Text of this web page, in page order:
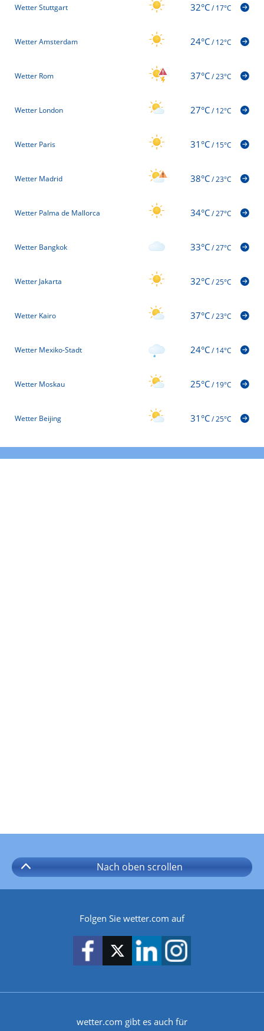
Wetter Stuttgart 32°C/17°C
Wetter Amsterdam 24°C/12°C
Wetter Rom 37°C/23°C
Wetter London 27°C/12°C
Wetter Paris 31°C/15°C
Wetter Madrid 38°C/23°C
Wetter Palma de Mallorca 34°C/27°C
Wetter Bangkok 33°C/27°C
Wetter Jakarta 32°C/25°C
Wetter Kairo 37°C/23°C
Wetter Mexiko-Stadt 24°C/14°C
Wetter Moskau 25°C/19°C
Wetter Beijing 31°C/25°C
Nach oben scrollen
Folgen Sie wetter.com auf
wetter.com gibt es auch für